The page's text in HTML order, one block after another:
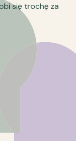
się trochę za